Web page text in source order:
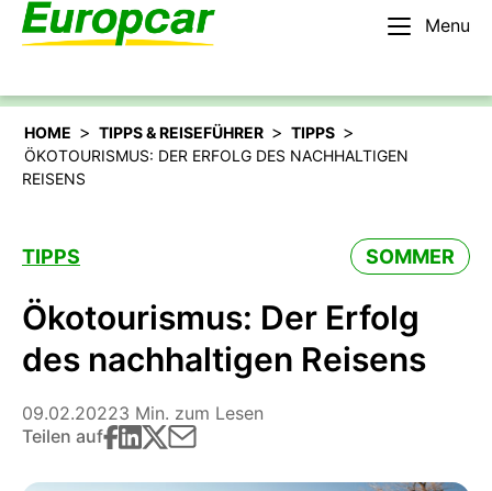
Menu
Deutsch
HOME > TIPPS & REISEFÜHRER > TIPPS >
ÖKOTOURISMUS: DER ERFOLG DES NACHHALTIGEN
REISENS
TIPPS SOMMER
Ökotourismus: Der Erfolg
des nachhaltigen Reisens
09.02.20223 Min. zum Lesen
Teilen auf